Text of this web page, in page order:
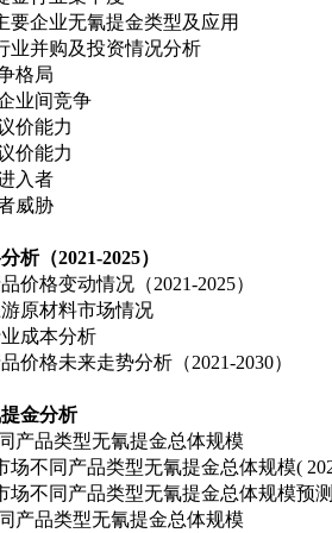
业无氰提金类型及应用
购及投资情况分析
格局
间竞争
能力
能力
者
胁
析（2021-2025）
格变动情况（2021-2025）
原材料市场情况
成本分析
格未来走势分析（2021-2030）
金分析
品类型无氰提金总体规模
产品类型无氰提金总体规模(
产品类型无氰提金总体规模预测(
品类型无氰提金总体规模